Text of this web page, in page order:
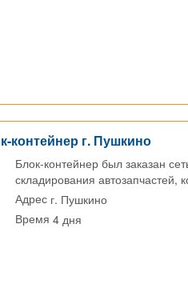
контейнер г. Пушкино
Блок-контейнер был заказан
складирования автозапчастей,
Адрес г. Пушкино
Время4 дня